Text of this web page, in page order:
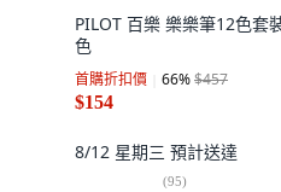
PILOT 百樂 樂樂筆12色套
色
首購折扣價 66%$457
$154
8/12 星期三 預計送達
(95)